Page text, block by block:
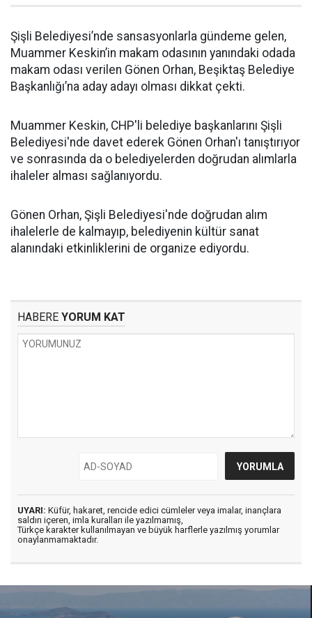
Şişli Belediyesi’nde sansasyonlarla gündeme gelen,
Muammer Keskin’in makam odasının yanındaki odada
makam odası verilen Gönen Orhan, Beşiktaş Belediye
Başkanlığı’na aday adayı olması dikkat çekti.
Muammer Keskin, CHP'li belediye başkanlarını Şişli
Belediyesi'nde davet ederek Gönen Orhan'ı tanıştırıyor
ve sonrasında da o belediyelerden doğrudan alımlarla
ihaleler alması sağlanıyordu.
Gönen Orhan, Şişli Belediyesi'nde doğrudan alım
ihalelerle de kalmayıp, belediyenin kültür sanat
alanındaki etkinliklerini de organize ediyordu.
HABERE YORUM KAT
UYARI: Küfür, hakaret, rencide edici cümleler veya imalar, inançlara
saldırı içeren, imla kuralları ile yazılmamış,
Türkçe karakter kullanılmayan ve büyük harflerle yazılmış yorumlar
onaylanmamaktadır.